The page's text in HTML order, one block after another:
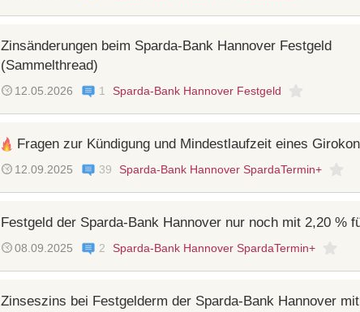
Zinsänderungen beim Sparda-Bank Hannover Festgeld
(Sammelthread)
12.05.2026 1 Sparda-Bank Hannover Festgeld
Fragen zur Kündigung und Mindestlaufzeit eines
12.09.2025 39 Sparda-Bank Hannover SpardaTermin+
Festgeld der Sparda-Bank Hannover nur noch mit 2,20 %
08.09.2025 2 Sparda-Bank Hannover SpardaTermin+
Zinseszins bei Festgelderm der Sparda-Bank Hannover